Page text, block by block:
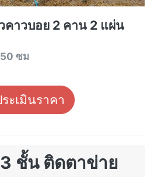
คาวบอย 2 คาน 2 แผ่น
ซม
ะเมินราคา
ชั้น ติดตาข่าย